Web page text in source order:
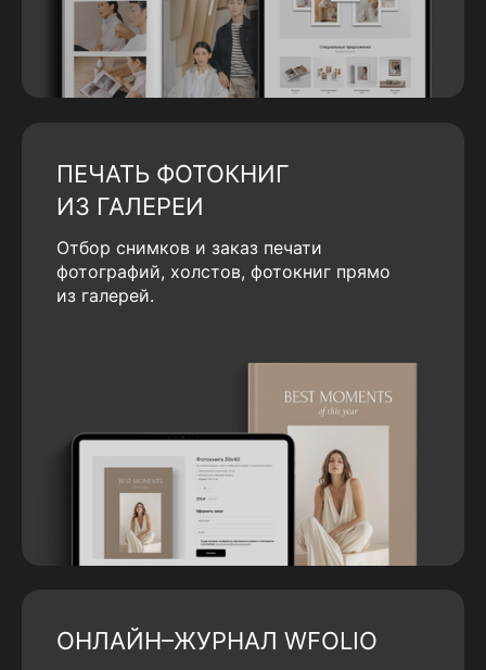
ПЕЧАТЬ ФОТОКНИГ
ИЗ ГАЛЕРЕИ
Отбор снимков и заказ печати
фотографий, холстов, фотокниг прямо
из галерей.
ОНЛАЙН–ЖУРНАЛ WFOLIO